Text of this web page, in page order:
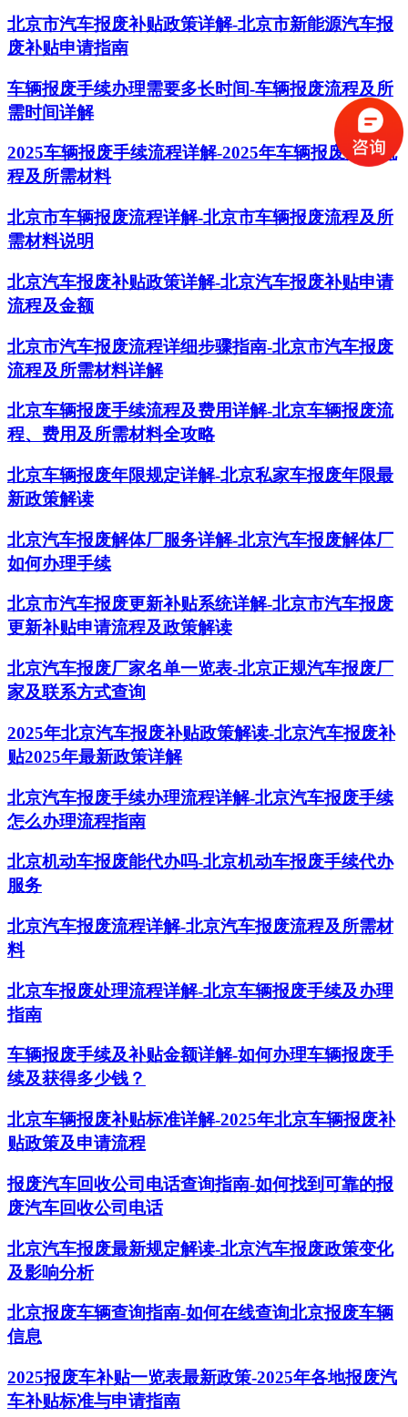
北京市汽车报废补贴政策详解-北京市新能源汽车报
废补贴申请指南
车辆报废手续办理需要多长时间-车辆报废流程及所
需时间详解
2025车辆报废手续流程详解-2025年车辆报废办理流
程及所需材料
北京市车辆报废流程详解-北京市车辆报废流程及所
需材料说明
北京汽车报废补贴政策详解-北京汽车报废补贴申请
流程及金额
北京市汽车报废流程详细步骤指南-北京市汽车报废
流程及所需材料详解
北京车辆报废手续流程及费用详解-北京车辆报废流
程、费用及所需材料全攻略
北京车辆报废年限规定详解-北京私家车报废年限最
新政策解读
北京汽车报废解体厂服务详解-北京汽车报废解体厂
如何办理手续
北京市汽车报废更新补贴系统详解-北京市汽车报废
更新补贴申请流程及政策解读
北京汽车报废厂家名单一览表-北京正规汽车报废厂
家及联系方式查询
2025年北京汽车报废补贴政策解读-北京汽车报废补
贴2025年最新政策详解
北京汽车报废手续办理流程详解-北京汽车报废手续
怎么办理流程指南
北京机动车报废能代办吗-北京机动车报废手续代办
服务
北京汽车报废流程详解-北京汽车报废流程及所需材
料
北京车报废处理流程详解-北京车辆报废手续及办理
指南
车辆报废手续及补贴金额详解-如何办理车辆报废手
续及获得多少钱？
北京车辆报废补贴标准详解-2025年北京车辆报废补
贴政策及申请流程
报废汽车回收公司电话查询指南-如何找到可靠的报
废汽车回收公司电话
北京汽车报废最新规定解读-北京汽车报废政策变化
及影响分析
北京报废车辆查询指南-如何在线查询北京报废车辆
信息
2025报废车补贴一览表最新政策-2025年各地报废汽
车补贴标准与申请指南